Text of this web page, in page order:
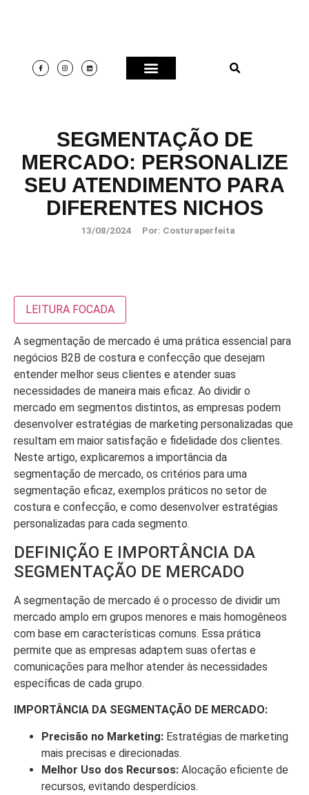
SEGMENTAÇÃO DE
MERCADO: PERSONALIZE
SEU ATENDIMENTO PARA
DIFERENTES NICHOS
13/08/2024 Por: Costuraperfeita
LEITURA FOCADA
A segmentação de mercado é uma prática essencial para
negócios B2B de costura e confecção que desejam
entender melhor seus clientes e atender suas
necessidades de maneira mais eficaz. Ao dividir o
mercado em segmentos distintos, as empresas podem
desenvolver estratégias de marketing personalizadas que
resultam em maior satisfação e fidelidade dos clientes.
Neste artigo, explicaremos a importância da
segmentação de mercado, os critérios para uma
segmentação eficaz, exemplos práticos no setor de
costura e confecção, e como desenvolver estratégias
personalizadas para cada segmento.
DEFINIÇÃO E IMPORTÂNCIA DA
SEGMENTAÇÃO DE MERCADO
A segmentação de mercado é o processo de dividir um
mercado amplo em grupos menores e mais homogêneos
com base em características comuns. Essa prática
permite que as empresas adaptem suas ofertas e
comunicações para melhor atender às necessidades
específicas de cada grupo.
IMPORTÂNCIA DA SEGMENTAÇÃO DE MERCADO:
Precisão no Marketing: Estratégias de marketing
mais precisas e direcionadas.
Melhor Uso dos Recursos: Alocação eficiente de
recursos, evitando desperdícios.